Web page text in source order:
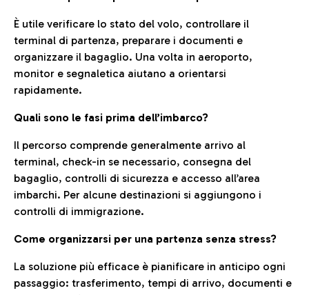
È utile verificare lo stato del volo, controllare il
terminal di partenza, preparare i documenti e
organizzare il bagaglio. Una volta in aeroporto,
monitor e segnaletica aiutano a orientarsi
rapidamente.
Quali sono le fasi prima dell’imbarco?
Il percorso comprende generalmente arrivo al
terminal, check-in se necessario, consegna del
bagaglio, controlli di sicurezza e accesso all’area
imbarchi. Per alcune destinazioni si aggiungono i
controlli di immigrazione.
Come organizzarsi per una partenza senza stress?
La soluzione più efficace è pianificare in anticipo ogni
passaggio: trasferimento, tempi di arrivo, documenti e